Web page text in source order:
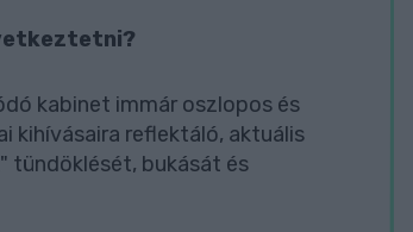
kabinet immár oszlopos és
kihívásaira reflektáló, aktuális
tündöklését, bukását és